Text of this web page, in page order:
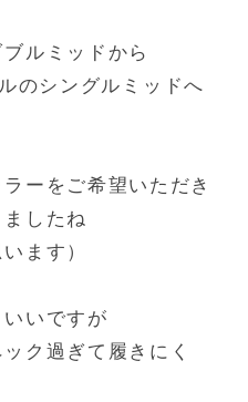
ルミッドから
のシングルミッドへ
ーをご希望いただき
したね
ます）
いですが
ク過ぎて履きにく